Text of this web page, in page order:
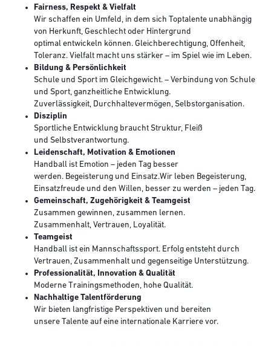
Fairness, Respekt & Vielfalt
Wir schaffen ein Umfeld, in dem sich Toptalente unabhängig
von Herkunft, Geschlecht oder Hintergrund
optimal entwickeln können. Gleichberechtigung, Offenheit,
Toleranz. Vielfalt macht uns stärker – im Spiel wie im Leben.
Bildung & Persönlichkeit
Schule und Sport im Gleichgewicht. – Verbindung von Schule
und Sport, ganzheitliche Entwicklung.
Zuverlässigkeit, Durchhaltevermögen, Selbstorganisation.
Disziplin
Sportliche Entwicklung braucht Struktur, Fleiß
und Selbstverantwortung.
Leidenschaft, Motivation & Emotionen
Handball ist Emotion – jeden Tag besser
werden. Begeisterung und Einsatz.Wir leben Begeisterung,
Einsatzfreude und den Willen, besser zu werden – jeden Tag.
Gemeinschaft, Zugehörigkeit & Teamgeist
Zusammen gewinnen, zusammen lernen.
Zusammenhalt, Vertrauen, Loyalität.
Teamgeist
Handball ist ein Mannschaftssport. Erfolg entsteht durch
Vertrauen, Zusammenhalt und gegenseitige Unterstützung.
Professionalität, Innovation & Qualität
Moderne Trainingsmethoden, hohe Qualität.
Nachhaltige Talentförderung
Wir bieten langfristige Perspektiven und bereiten
unsere Talente auf eine internationale Karriere vor.